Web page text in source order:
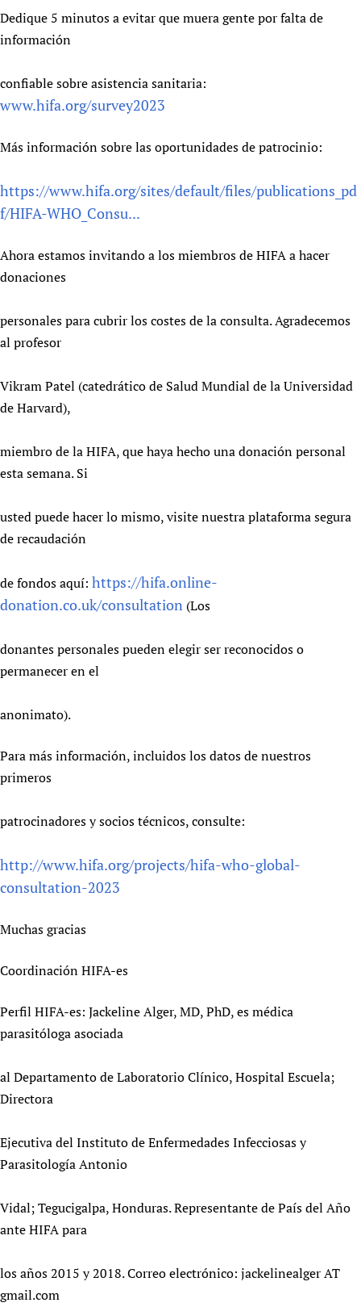
Dedique 5 minutos a evitar que muera gente por falta de
información
confiable sobre asistencia sanitaria:
www.hifa.org/survey2023
Más información sobre las oportunidades de patrocinio:
https://www.hifa.org/sites/default/files/publications_pd
f/HIFA-WHO_Consu...
Ahora estamos invitando a los miembros de HIFA a hacer
donaciones
personales para cubrir los costes de la consulta. Agradecemos
al profesor
Vikram Patel (catedrático de Salud Mundial de la Universidad
de Harvard),
miembro de la HIFA, que haya hecho una donación personal
esta semana. Si
usted puede hacer lo mismo, visite nuestra plataforma segura
de recaudación
de fondos aquí: https://hifa.online-
donation.co.uk/consultation (Los
donantes personales pueden elegir ser reconocidos o
permanecer en el
anonimato).
Para más información, incluidos los datos de nuestros
primeros
patrocinadores y socios técnicos, consulte:
http://www.hifa.org/projects/hifa-who-global-
consultation-2023
Muchas gracias
Coordinación HIFA-es
Perfil HIFA-es: Jackeline Alger, MD, PhD, es médica
parasitóloga asociada
al Departamento de Laboratorio Clínico, Hospital Escuela;
Directora
Ejecutiva del Instituto de Enfermedades Infecciosas y
Parasitología Antonio
Vidal; Tegucigalpa, Honduras. Representante de País del Año
ante HIFA para
los años 2015 y 2018. Correo electrónico: jackelinealger AT
gmail.com